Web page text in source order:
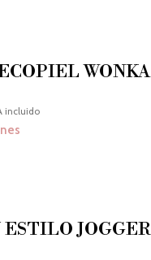
WONKA
incluido
JOGGER